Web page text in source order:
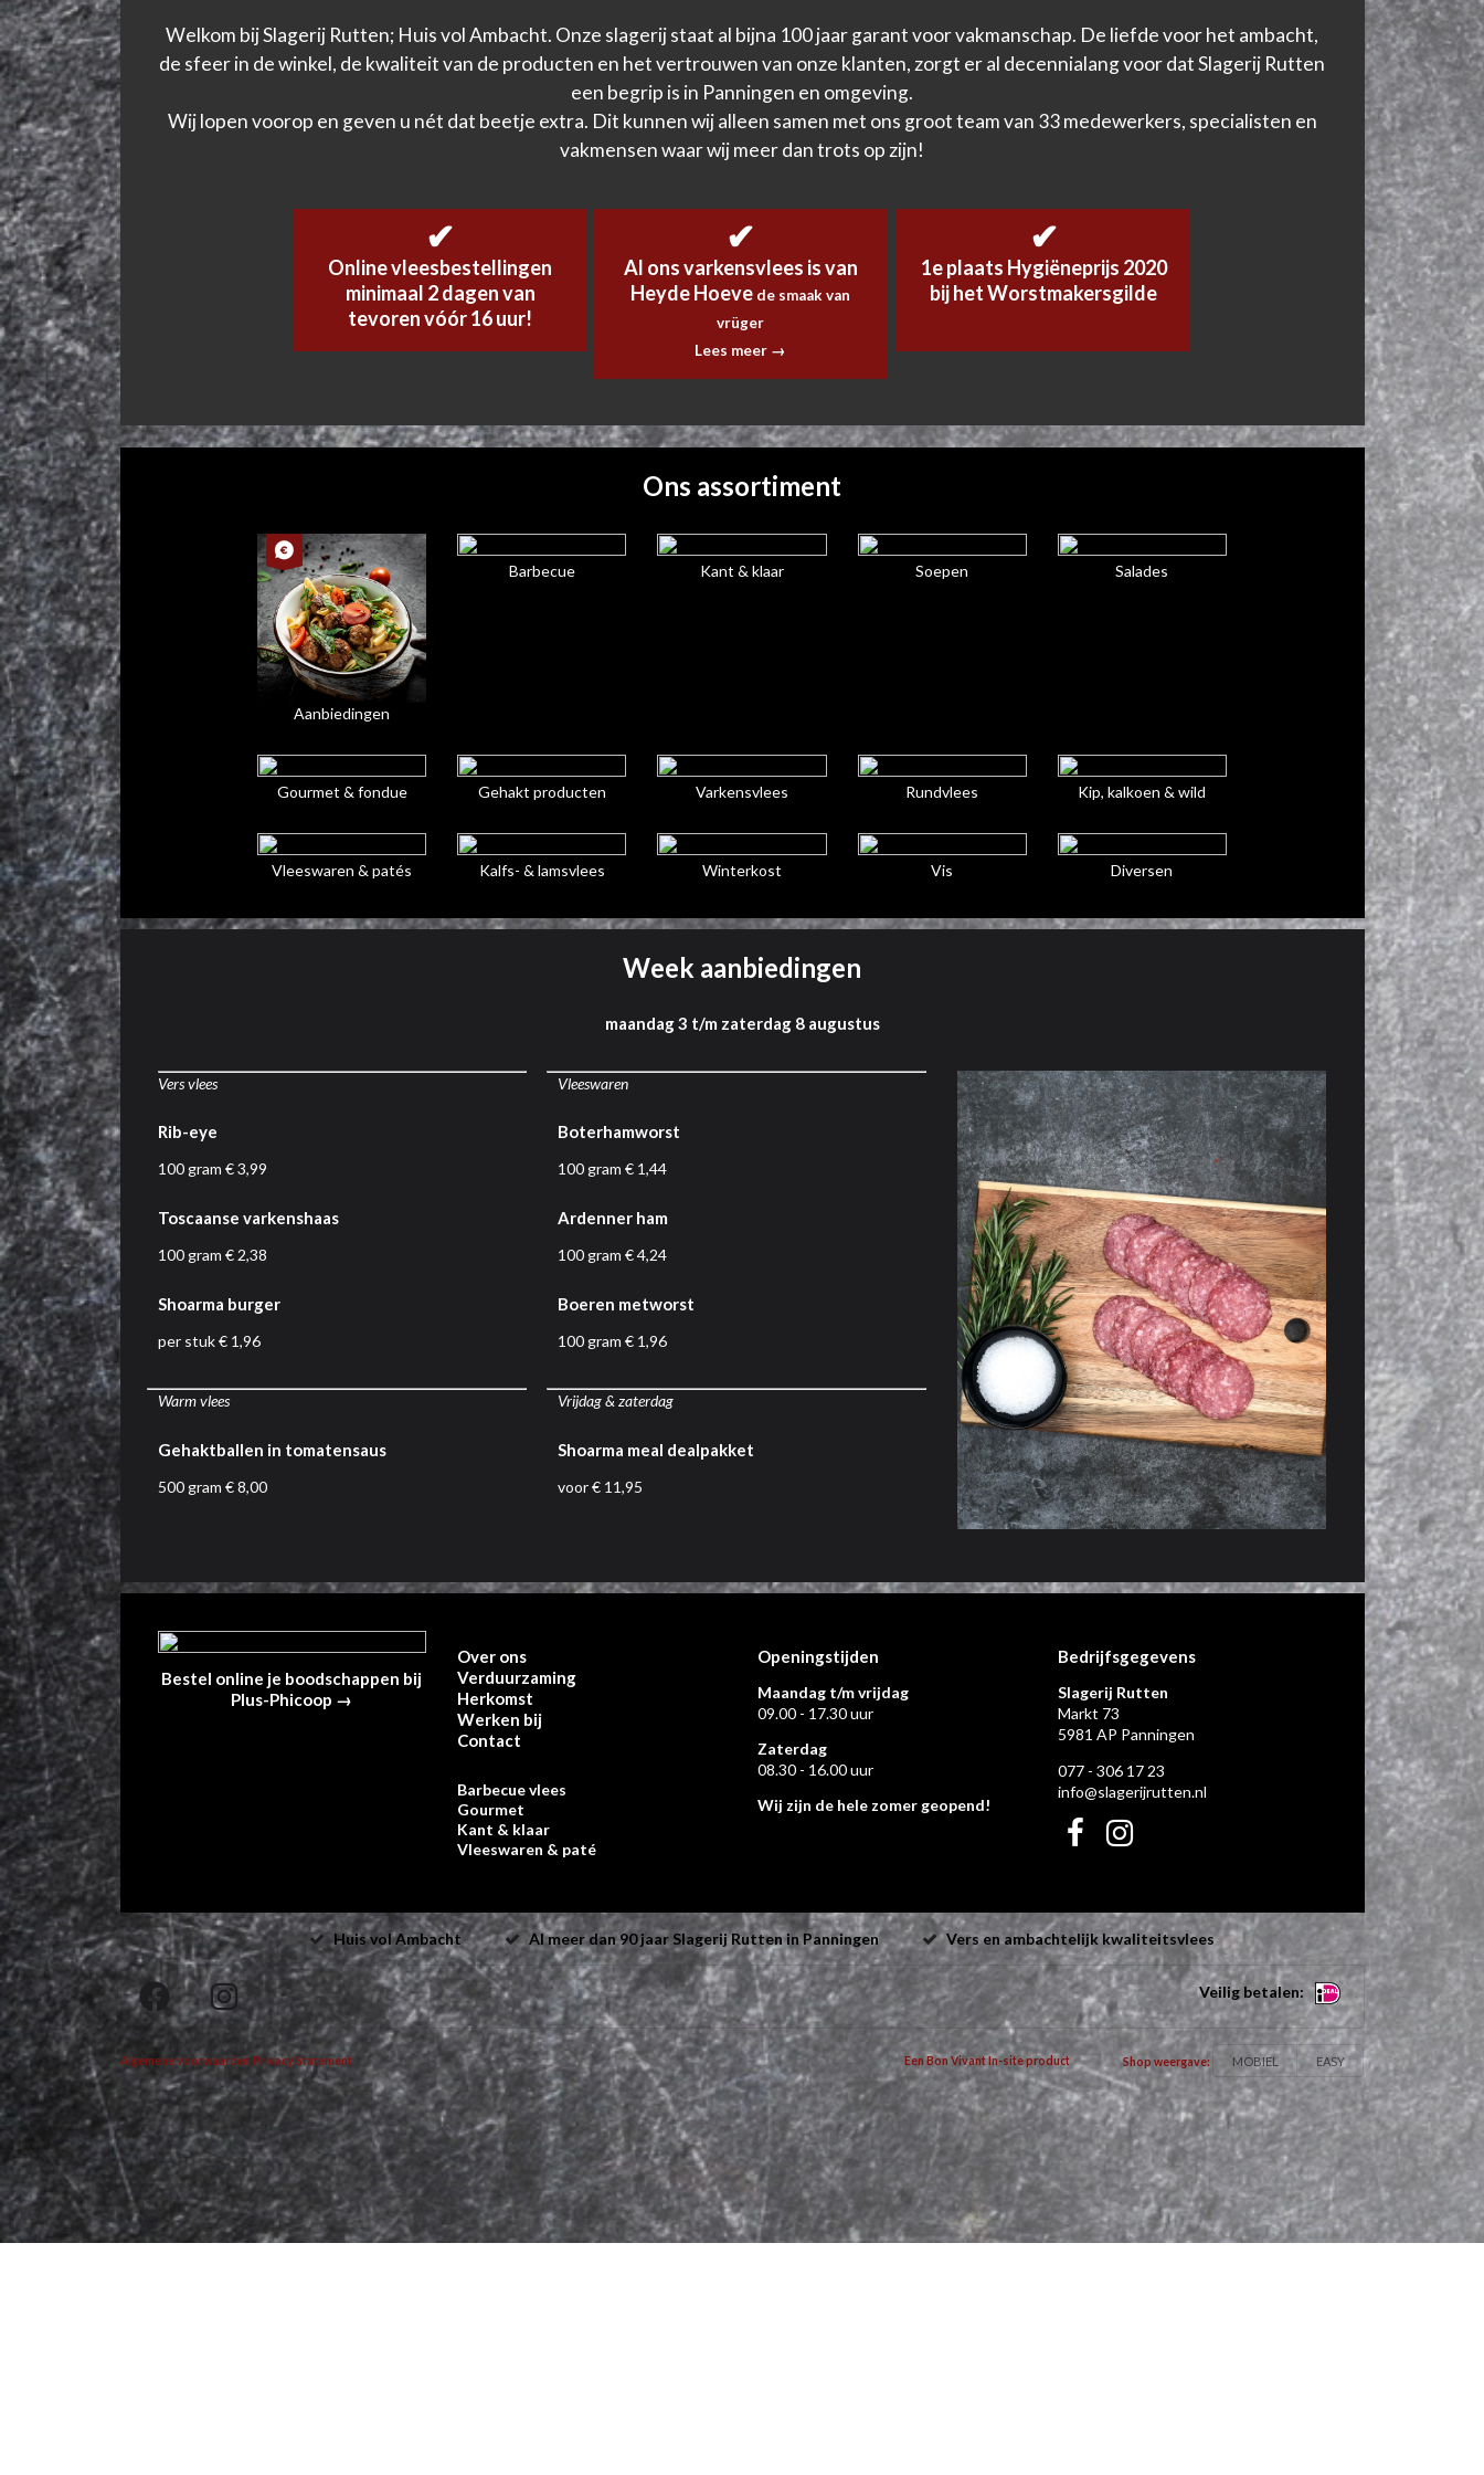
Welkom bij Slagerij Rutten; Huis vol Ambacht. Onze slagerij staat al bijna 100 jaar garant voor vakmanschap. De liefde voor het ambacht,
de sfeer in de winkel, de kwaliteit van de producten en het vertrouwen van onze klanten, zorgt er al decennialang voor dat Slagerij Rutten
een begrip is in Panningen en omgeving.
Wij lopen voorop en geven u nét dat beetje extra. Dit kunnen wij alleen samen met ons groot team van 33 medewerkers, specialisten en
vakmensen waar wij meer dan trots op zijn!
✔
Online vleesbestellingen
minimaal 2 dagen van
tevoren vóór 16 uur!
✔
Al ons varkensvlees is van
Heyde Hoeve de smaak van
vrüger
Lees meer →
✔
1e plaats Hygiëneprijs 2020
bij het Worstmakersgilde
Ons assortiment
Aanbiedingen
Barbecue Kant & klaar Soepen Salades
Gourmet & fondue Gehakt producten Varkensvlees Rundvlees Kip, kalkoen & wild
Vleeswaren & patés Kalfs- & lamsvlees Winterkost Vis Diversen
Week aanbiedingen
maandag 3 t/m zaterdag 8 augustus
Vers vlees
Rib-eye
100 gram € 3,99
Toscaanse varkenshaas
100 gram € 2,38
Shoarma burger
per stuk € 1,96
Warm vlees
Gehaktballen in tomatensaus
500 gram € 8,00
Vleeswaren
Boterhamworst
100 gram € 1,44
Ardenner ham
100 gram € 4,24
Boeren metworst
100 gram € 1,96
Vrijdag & zaterdag
Shoarma meal dealpakket
voor € 11,95
Bestel online je boodschappen bij
Plus-Phicoop →
Over ons
Verduurzaming
Herkomst
Werken bij
Contact
Barbecue vlees
Gourmet
Kant & klaar
Vleeswaren & paté
Openingstijden
Maandag t/m vrijdag
09.00 - 17.30 uur
Zaterdag
08.30 - 16.00 uur
Wij zijn de hele zomer geopend!
Bedrijfsgegevens
Slagerij Rutten
Markt 73
5981 AP Panningen
077 - 306 17 23
info@slagerijrutten.nl
Huis vol Ambacht Al meer dan 90 jaar Slagerij Rutten in Panningen Vers en ambachtelijk kwaliteitsvlees
Veilig betalen:
Algemene voorwaarden Privacy Statement Een Bon Vivant In-site product Shop weergave: MOBIEL EASY